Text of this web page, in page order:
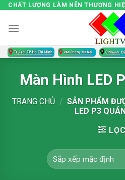
Skip
content
CHẤT LƯỢNG LÀM NÊN THƯƠNG
Màn Hình LED
TRANG CHỦ / SẢN PHẨM
LED P3
LỌC